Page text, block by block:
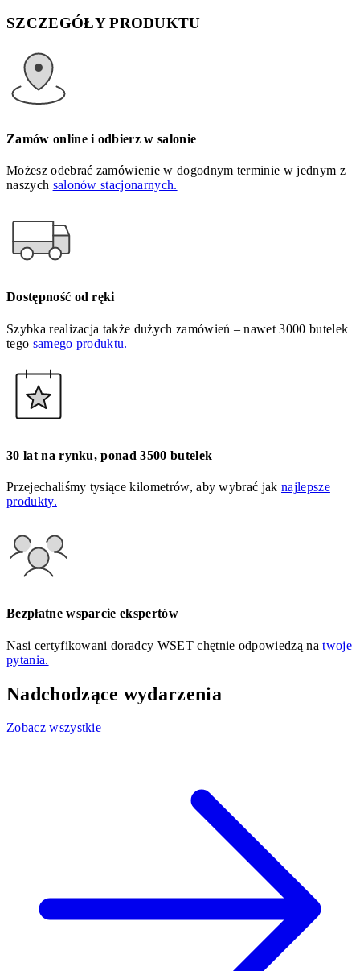
SZCZEGÓŁY PRODUKTU
Zamów online i odbierz w salonie
Możesz odebrać zamówienie w dogodnym terminie w jednym z
naszych salonów stacjonarnych.
Dostępność od ręki
Szybka realizacja także dużych zamówień – nawet 3000 butelek
tego samego produktu.
30 lat na rynku, ponad 3500 butelek
Przejechaliśmy tysiące kilometrów, aby wybrać jaknajlepsze
produkty.
Bezpłatne wsparcie ekspertów
Nasi certyfikowani doradcy WSET chętnie odpowiedzą natwoje
pytania.
Nadchodzące wydarzenia
Zobacz wszystkie